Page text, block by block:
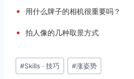
• 用什么牌子的相机很重要吗？
• 拍人像的几种取景方式
文
章
#Skills · 技巧 #涨姿势